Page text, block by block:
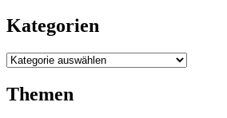
Kategorien
Kategorien
Themen